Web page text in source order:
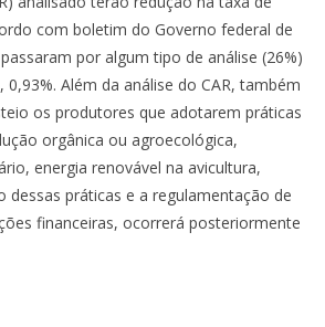
com boletim do Governo federal de
por algum tipo de análise (26%)
Além da análise do CAR, também
os produtores que adotarem práticas
orgânica ou agroecológica,
energia renovável na avicultura,
práticas e a regulamentação de
financeiras, ocorrerá posteriormente